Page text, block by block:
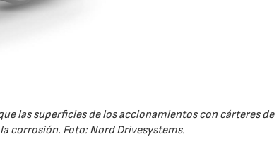
las superficies de los accionamientos con cárteres de
corrosión. Foto: Nord Drivesystems.